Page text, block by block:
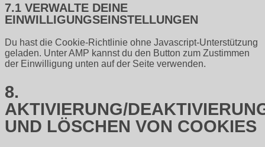
7.1 VERWALTE DEINE
EINWILLIGUNGSEINSTELLUNGEN
Du hast die Cookie-Richtlinie ohne Javascript-Unterstützung
geladen. Unter AMP kannst du den Button zum Zustimmen
der Einwilligung unten auf der Seite verwenden.
8.
AKTIVIERUNG/
UND LÖSCHEN VON COOKIES